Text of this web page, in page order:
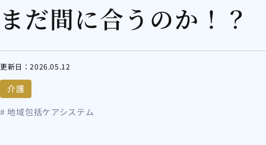
まだ間に合うのか！？
更新日：2026.05.12
介護
# 地域包括ケアシステム